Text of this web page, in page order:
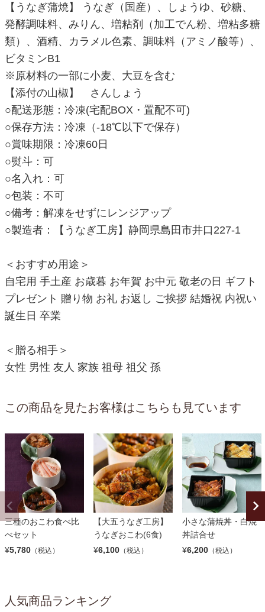
【うなぎ蒲焼】 うなぎ（国産）、しょうゆ、砂糖、
発酵調味料、みりん、増粘剤（加工でん粉、増粘多糖
類）、酒精、カラメル色素、調味料（アミノ酸等）、
ビタミンB1
※原材料の一部に小麦、大豆を含む
【添付の山椒】 さんしょう
○配送形態：冷凍(宅配BOX・置配不可)
○保存方法：冷凍（-18℃以下で保存）
○賞味期限：冷凍60日
○熨斗：可
○名入れ：可
○包装：不可
○備考：解凍をせずにレンジアップ
○製造者：【うなぎ工房】静岡県島田市井口227-1
＜おすすめ用途＞
自宅用 手土産 お歳暮 お年賀 お中元 敬老の日 ギフト
プレゼント 贈り物 お礼 お返し ご挨拶 結婚祝 内祝い
誕生日 卒業
＜贈る相手＞
女性 男性 友人 家族 祖母 祖父 孫
この商品を見たお客様はこちらも見ています
三種のおこわ食べ比
べセット
¥5,780 （税込）
【大五うなぎ工房】
うなぎおこわ(6食)
¥6,100 （税込）
小さな蒲焼丼・白焼
丼詰合せ
¥6,200 （税込）
人気商品ランキング